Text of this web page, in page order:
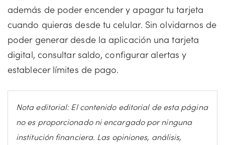
además de poder encender y apagar tu tarjeta
cuando quieras desde tu celular. Sin olvidarnos de
poder generar desde la aplicación una tarjeta
digital, consultar saldo, configurar alertas y
establecer límites de pago.
Nota editorial: El contenido editorial de esta página
no es proporcionado ni encargado por ninguna
institución financiera. Las opiniones, análisis,